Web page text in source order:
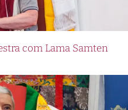
com Lama Samten